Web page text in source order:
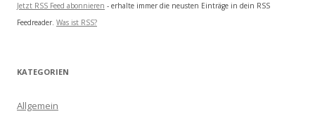
Jetzt RSS Feed abonnieren - erhalte immer die neusten Einträge in dein RSS
Feedreader. Was ist RSS?
KATEGORIEN
Allgemein